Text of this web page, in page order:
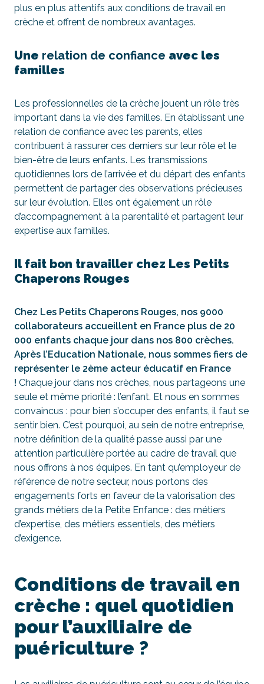
plus en plus attentifs aux conditions de travail en
crèche et offrent de nombreux avantages.
Une relation de confiance avec les
familles
Les professionnelles de la crèche jouent un rôle très
important dans la vie des familles. En établissant une
relation de confiance avec les parents, elles
contribuent à rassurer ces derniers sur leur rôle et le
bien-être de leurs enfants. Les transmissions
quotidiennes lors de l’arrivée et du départ des enfants
permettent de partager des observations précieuses
sur leur évolution. Elles ont également un rôle
d’accompagnement à la parentalité et partagent leur
expertise aux familles.
Il fait bon travailler chez Les Petits
Chaperons Rouges
Chez Les Petits Chaperons Rouges, nos 9000
collaborateurs accueillent en France plus de 20
000 enfants chaque jour dans nos 800 crèches.
Après l’Education Nationale, nous sommes fiers de
représenter le 2ème acteur éducatif en France
! Chaque jour dans nos crèches, nous partageons une
seule et même priorité : l’enfant. Et nous en sommes
convaincus : pour bien s’occuper des enfants, il faut se
sentir bien. C’est pourquoi, au sein de notre entreprise,
notre définition de la qualité passe aussi par une
attention particulière portée au cadre de travail que
nous offrons à nos équipes. En tant qu’employeur de
référence de notre secteur, nous portons des
engagements forts en faveur de la valorisation des
grands métiers de la Petite Enfance : des métiers
d’expertise, des métiers essentiels, des métiers
d’exigence.
Conditions de travail en
crèche : quel quotidien
pour l’auxiliaire de
puériculture ?